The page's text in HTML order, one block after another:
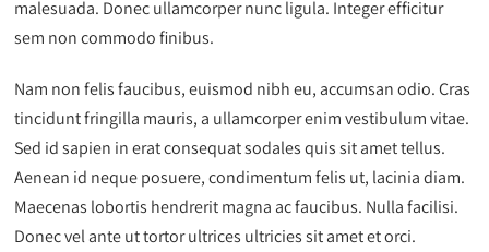
malesuada. Donec ullamcorper nunc ligula. Integer efficitur
sem non commodo finibus.
Nam non felis faucibus, euismod nibh eu, accumsan odio. Cras
tincidunt fringilla mauris, a ullamcorper enim vestibulum vitae.
Sed id sapien in erat consequat sodales quis sit amet tellus.
Aenean id neque posuere, condimentum felis ut, lacinia diam.
Maecenas lobortis hendrerit magna ac faucibus. Nulla facilisi.
Donec vel ante ut tortor ultrices ultricies sit amet et orci.